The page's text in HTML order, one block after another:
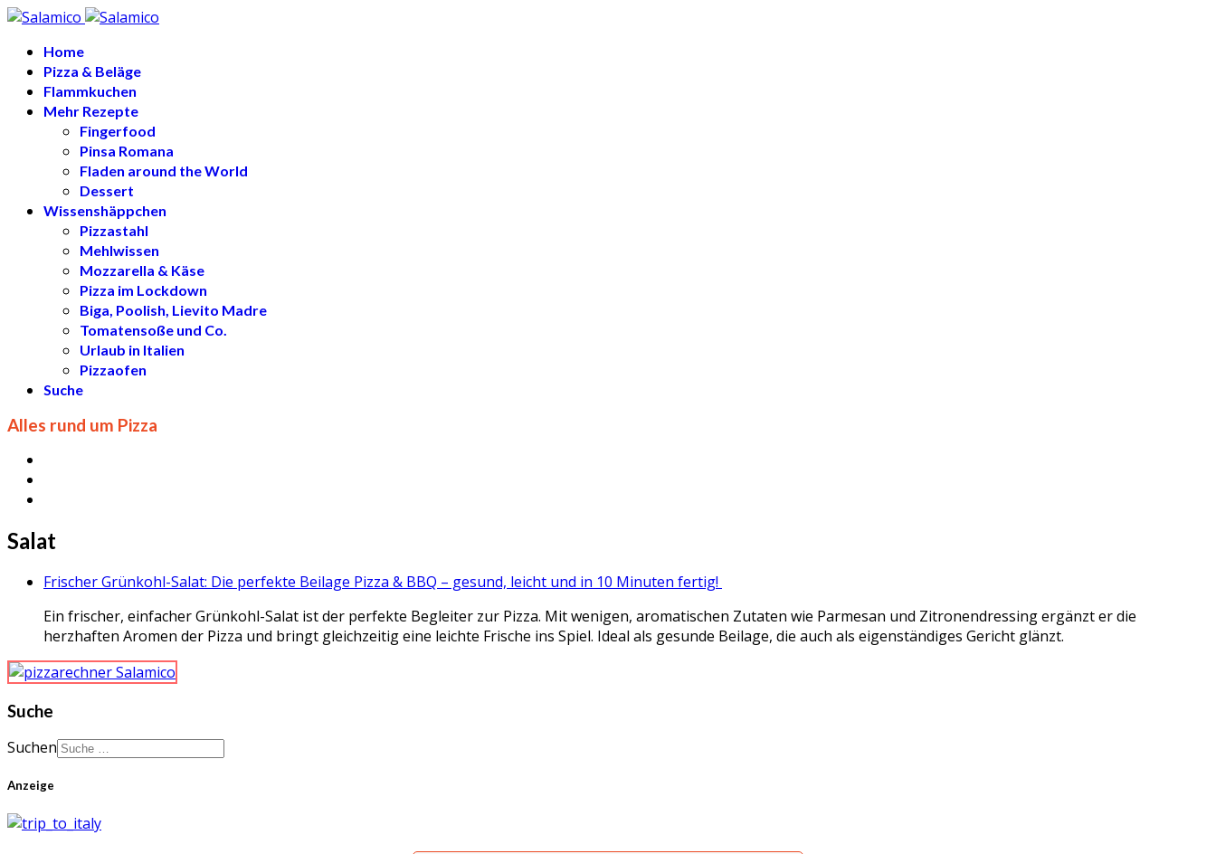
Home
Pizza & Beläge
Flammkuchen
Mehr Rezepte
Fingerfood
Pinsa Romana
Fladen around the World
Dessert
Wissenshäppchen
Pizzastahl
Mehlwissen
Mozzarella & Käse
Pizza im Lockdown
Biga, Poolish, Lievito Madre
Tomatensoße und Co.
Urlaub in Italien
Pizzaofen
Suche
Alles rund um Pizza
Salat
Frischer Grünkohl-Salat: Die perfekte Beilage Pizza & BBQ – gesund, leicht und in 10 Minuten fertig!
Ein frischer, einfacher Grünkohl-Salat ist der perfekte Begleiter zur Pizza. Mit wenigen, aromatischen Zutaten wie Parmesan und Zitronendressing ergänzt er die
herzhaften Aromen der Pizza und bringt gleichzeitig eine leichte Frische ins Spiel. Ideal als gesunde Beilage, die auch als eigenständiges Gericht glänzt.
Suche
Suchen
Anzeige